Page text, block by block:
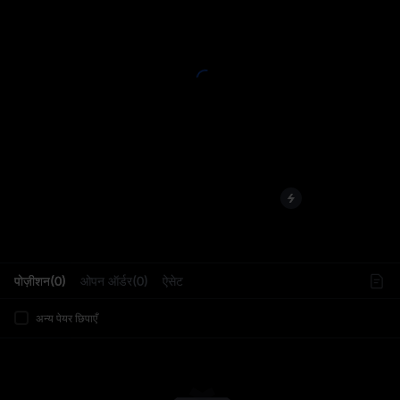
पोज़ीशन(0) ओपन ऑर्डर(0) ऐसेट
अन्य पेयर छिपाएँ